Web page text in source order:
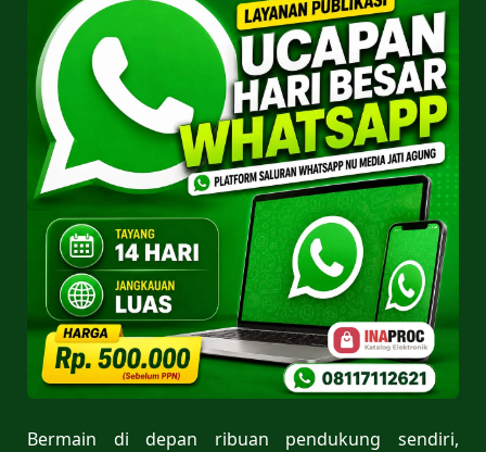
Bermain di depan ribuan pendukung sendiri,